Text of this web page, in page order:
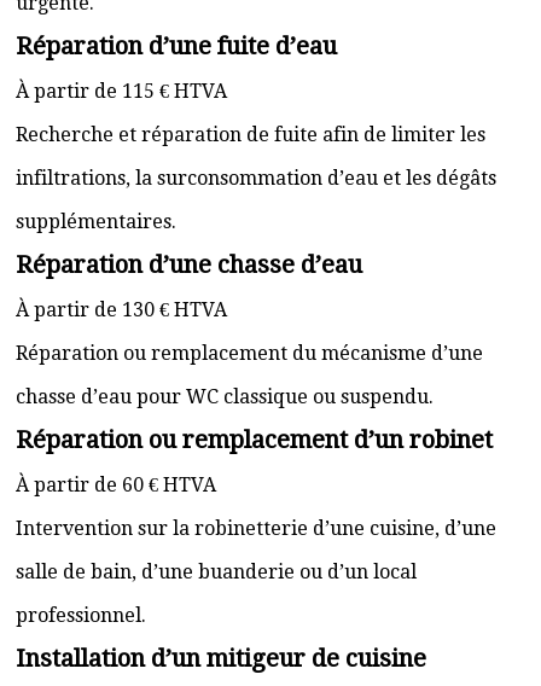
Réparation d’une fuite d’eau
À partir de 115 € HTVA
Recherche et réparation de fuite afin de limiter les
infiltrations, la surconsommation d’eau et les dégâts
supplémentaires.
Réparation d’une chasse d’eau
À partir de 130 € HTVA
Réparation ou remplacement du mécanisme d’une
chasse d’eau pour WC classique ou suspendu.
Réparation ou remplacement d’un robinet
À partir de 60 € HTVA
Intervention sur la robinetterie d’une cuisine, d’une
salle de bain, d’une buanderie ou d’un local
professionnel.
Installation d’un mitigeur de cuisine